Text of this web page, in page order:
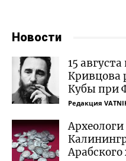
Новости
15
Кривцова
Кубы при
Редакция